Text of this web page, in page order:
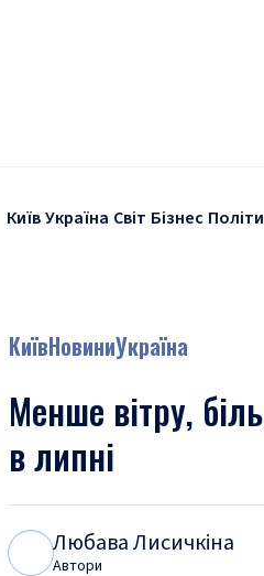
КиївУкраїна Світ Бізнес
КиївНовиниУкраїна
Менше вітру,
в липні
Любава Лисичкіна
Автори